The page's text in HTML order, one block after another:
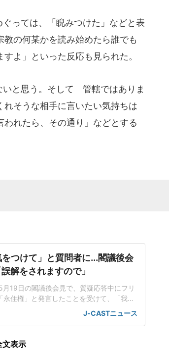
っては、「睨みつけた」などと表
の何某かを読み始めたら誰でも
よ」といった反応も見られた。
と思う。そして 管轄ではありま
そうな相手に言いたい気持ちは
れたら、その通り」などとする
つけて」と質問者に...閣議後会
解をされますので」
19日の閣議後会見で、質疑応答中にフリ
住権」と発言したことを受けて、「我が
つけて発言をしていただきたい」などと
われると権利であるかのように誤解をされ
出した。話の流れで
J-CASTニュース
文表示